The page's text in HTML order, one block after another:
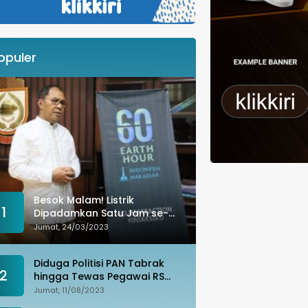
1
Besok Malam! Listrik
Dipadamkan Satu Jam se-
Kota Makassar: Merespons
Perubahan Iklim
Jumat, 24/03/2023
2
Diduga Politisi PAN Tabrak
hingga Tewas Pegawai RS
Wahidin, Istri Korban: Kami
Jumat, 11/08/2023